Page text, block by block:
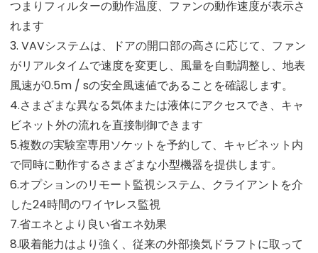
つまりフィルターの動作温度、ファンの動作速度が表示さ
れます
3. VAVシステムは、ドアの開口部の高さに応じて、ファン
がリアルタイムで速度を変更し、風量を自動調整し、地表
風速が0.5m / sの安全風速値であることを確認します。
4.さまざまな異なる気体または液体にアクセスでき、キャ
ビネット外の流れを直接制御できます
5.複数の実験室専用ソケットを予約して、キャビネット内
で同時に動作するさまざまな小型機器を提供します。
6.オプションのリモート監視システム、クライアントを介
した24時間のワイヤレス監視
7.省エネとより良い省エネ効果
8.吸着能力はより強く、従来の外部換気ドラフトに取って